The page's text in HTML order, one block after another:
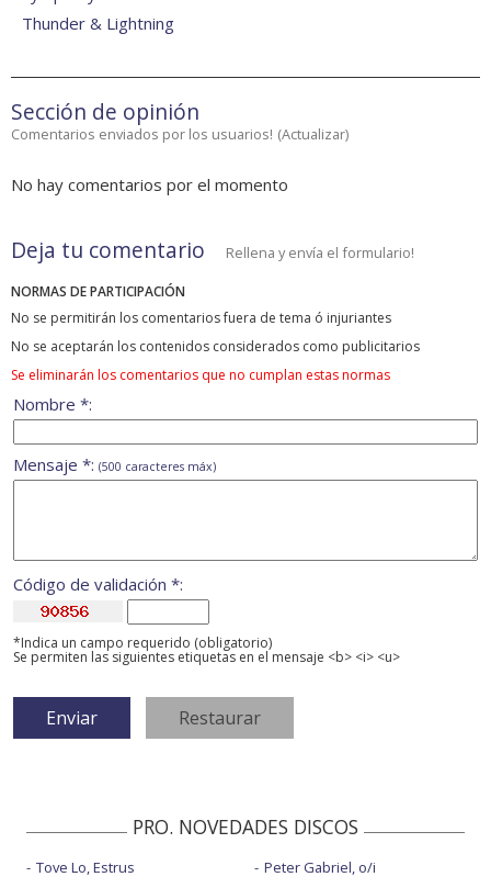
Thunder & Lightning
Sección de opinión
Comentarios enviados por los usuarios! (Actualizar)
No hay comentarios por el momento
Deja tu comentario Rellena y envía el formulario!
NORMAS DE PARTICIPACIÓN
No se permitirán los comentarios fuera de tema ó injuriantes
No se aceptarán los contenidos considerados como publicitarios
Se eliminarán los comentarios que no cumplan estas normas
Nombre *:
Mensaje *: (500 caracteres máx)
Código de validación *:
*Indica un campo requerido (obligatorio)
Se permiten las siguientes etiquetas en el mensaje <b> <i> <u>
PRO. NOVEDADES DISCOS
Tove Lo, Estrus
Peter Gabriel, o/i